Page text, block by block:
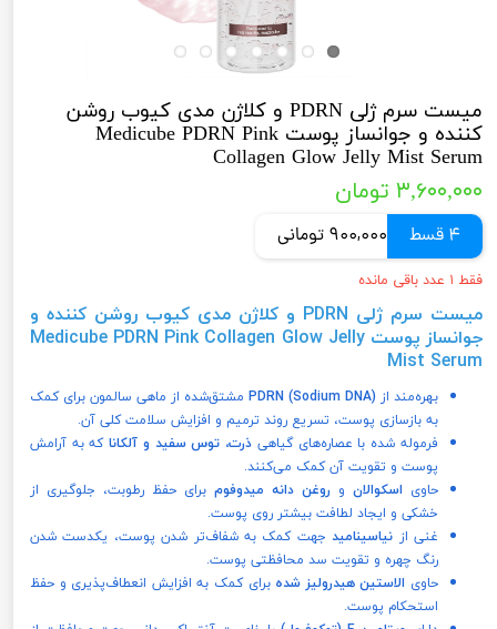
میست سرم ژلی PDRN و کلاژن مدی کیوب روشن
کننده و جوانساز پوست Medicube PDRN Pink
Collagen Glow Jelly Mist Serum
۳,۶۰۰,۰۰۰ تومان
4 قسط 900,000 تومانی
فقط ۱ عدد باقی مانده
میست سرم ژلی PDRN و کلاژن مدی کیوب روشن کننده و
جوانساز پوست Medicube PDRN Pink Collagen Glow Jelly
Mist Serum
بهره‌مند از PDRN (Sodium DNA) مشتق‌شده از ماهی سالمون برای کمک
به بازسازی پوست، تسریع روند ترمیم و افزایش سلامت کلی آن.
فرموله شده با عصاره‌های گیاهی ذرت، توس سفید و آلکاناکه به آرامش
پوست و تقویت آن کمک می‌کنند.
حاوی اسکوالان و روغن دانه میدوفوم برای حفظ رطوبت، جلوگیری از
خشکی و ایجاد لطافت بیشتر روی پوست.
غنی از نیاسینامیدجهت کمک به شفاف‌تر شدن پوست، یکدست شدن
رنگ چهره و تقویت سد محافظتی پوست.
حاوی الاستین هیدرولیز شده برای کمک به افزایش انعطاف‌پذیری و حفظ
استحکام پوست.